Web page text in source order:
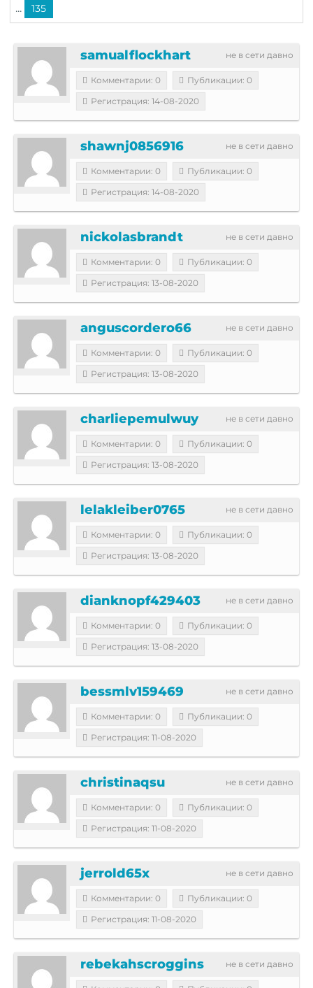
... 135
не в сети давно
samualflockhart
Комментарии: 0
Публикации: 0
Регистрация: 14-08-2020
не в сети давно
shawnj0856916
Комментарии: 0
Публикации: 0
Регистрация: 14-08-2020
не в сети давно
nickolasbrandt
Комментарии: 0
Публикации: 0
Регистрация: 13-08-2020
не в сети давно
anguscordero66
Комментарии: 0
Публикации: 0
Регистрация: 13-08-2020
не в сети давно
charliepemulwuy
Комментарии: 0
Публикации: 0
Регистрация: 13-08-2020
не в сети давно
lelakleiber0765
Комментарии: 0
Публикации: 0
Регистрация: 13-08-2020
не в сети давно
dianknopf429403
Комментарии: 0
Публикации: 0
Регистрация: 13-08-2020
не в сети давно
bessmlv159469
Комментарии: 0
Публикации: 0
Регистрация: 11-08-2020
не в сети давно
christinaqsu
Комментарии: 0
Публикации: 0
Регистрация: 11-08-2020
не в сети давно
jerrold65x
Комментарии: 0
Публикации: 0
Регистрация: 11-08-2020
не в сети давно
rebekahscroggins